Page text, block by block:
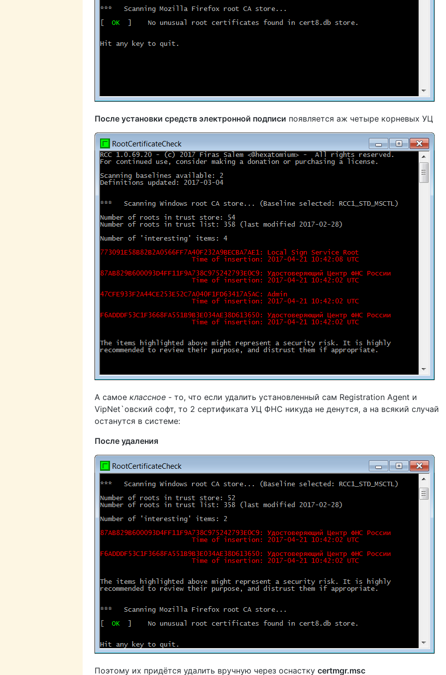
После установки средств электронной подписи появляется аж четыре корневых УЦ
А самое классное - то, что если удалить установленный сам Registration Agent и
VipNet`овский софт, то 2 сертификата УЦ ФНС никуда не денутся, а на всякий случай
останутся в системе:
После удаления
Поэтому их придётся удалить вручную через оснастку certmgr.msc